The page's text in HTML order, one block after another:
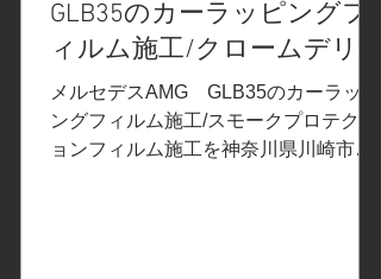
Protection Film(以下、WPF)」では
XPEL長年のペイントプロテクションフ
ボディ用ペイントプロテクションフィ
ルムと同
GLB35のカーラッピングフ
ィルム施工/クロームデリー
ト/アルミモールのカーラッ
ピング/テールレンズのス
モークプロテクションフィ
メルセデスAMG GLB35のカーラッピ
ングフィルム施工/スモークプロテクシ
ョンフィルム施工を神奈川県川崎市の